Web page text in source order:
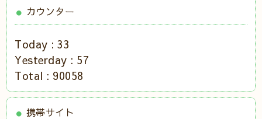
カウンター
Today :33
Yesterday : 57
Total : 90058
携帯サイト